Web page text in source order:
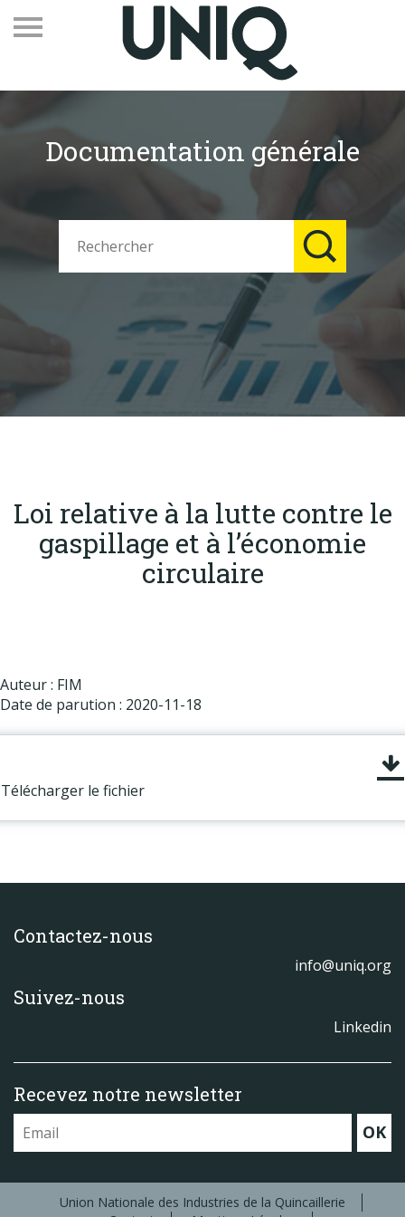
Recevez notre newsletter
Vos contacts
Espace adhérents
EN
Qui sommes-nous
Produits
Publications
Actualités
Documentation générale
Loi relative à la lutte contre le
gaspillage et à l’économie
circulaire
Auteur : FIM
Date de parution : 2020-11-18
Télécharger le fichier
Contactez-nous
info@uniq.org
Suivez-nous
Linkedin
Recevez notre newsletter
OK
Union Nationale des Industries de la Quincaillerie